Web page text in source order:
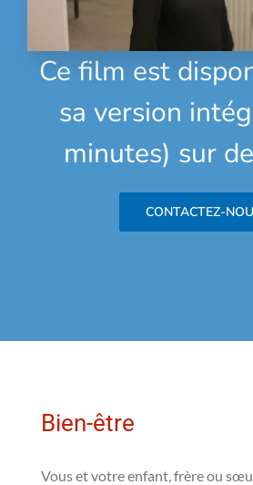
Ce film est
sa version
minutes) sur
CONTACTEZ-
Bien-être
Vous et votre enfant, frère ou